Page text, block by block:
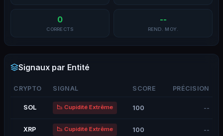
0
CORRECTS
--
REND. MOY.
Signaux par Entité
CRYPTO SIGNAL SCORE PRÉCISION
SOL 📉Cupidité Extrême 100 --
XRP 📉Cupidité Extrême 100 --